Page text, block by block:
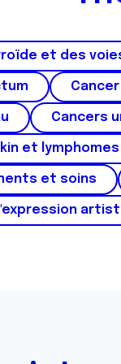
et des
Cancers
et
et soins